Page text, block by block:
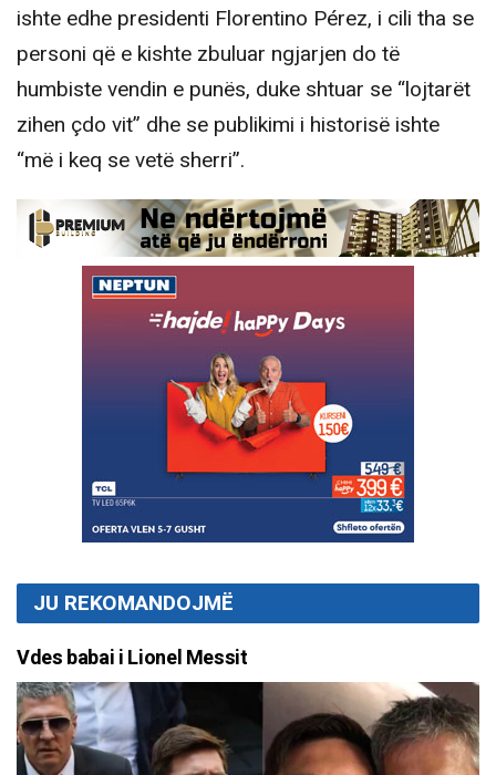
ishte edhe presidenti Florentino Pérez, i cili tha se
personi që e kishte zbuluar ngjarjen do të
humbiste vendin e punës, duke shtuar se “lojtarët
zihen çdo vit” dhe se publikimi i historisë ishte
“më i keq se vetë sherri”.
JU REKOMANDOJMË
Vdes babai i Lionel Messit